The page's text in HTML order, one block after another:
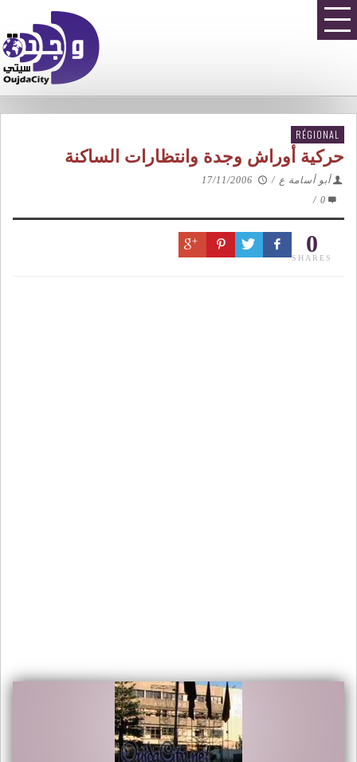
RÉGIONAL
حركية أوراش وجدة وانتظارات الساكنة
أبو أسامة ع /
17/11/2006
0
/
0
SHARES